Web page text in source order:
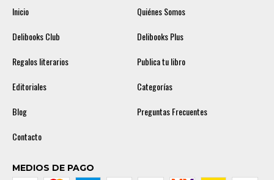
Inicio
Quiénes Somos
Delibooks Club
Delibooks Plus
Regalos literarios
Publica tu libro
Editoriales
Categorías
Blog
Preguntas Frecuentes
Contacto
MEDIOS DE PAGO